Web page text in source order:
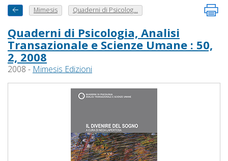
Mimesis Quaderni di Psicolog...
Quaderni di Psicologia, Analisi
Transazionale e Scienze Umane : 50,
2, 2008
2008 - Mimesis Edizioni